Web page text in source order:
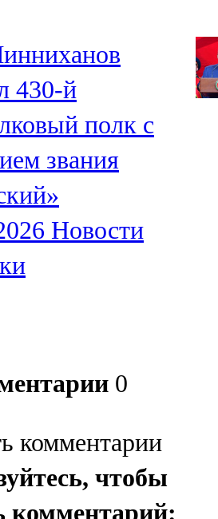
430-й
полк с
звания
Новости
0
комментарии
чтобы
комментарий: